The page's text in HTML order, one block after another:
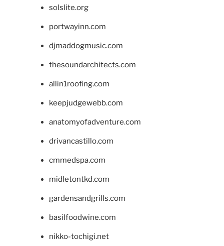
solslite.org
portwayinn.com
djmaddogmusic.com
thesoundarchitects.com
allin1roofing.com
keepjudgewebb.com
anatomyofadventure.com
drivancastillo.com
cmmedspa.com
midletontkd.com
gardensandgrills.com
basilfoodwine.com
nikko-tochigi.net